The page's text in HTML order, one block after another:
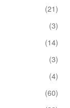
(21)
(3)
(14)
(3)
(4)
(60)